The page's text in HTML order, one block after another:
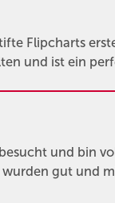
Flipcharts
und ist ein
und bin
gut und